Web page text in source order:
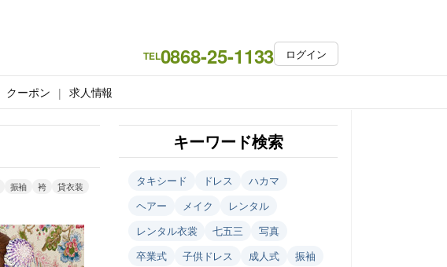
TEL0868-25-1133 ログイン
クーポン 求人情報
振袖 袴 貸衣装
キーワード検索
タキシード ドレス
ハカマ
ヘアー
メイク
レンタル
レンタル衣裳
七五三
写真
卒業式
子供ドレス 成人式
振袖